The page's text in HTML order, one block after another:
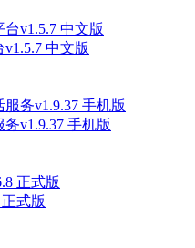
中文版
v1.9.37 手机版
式版